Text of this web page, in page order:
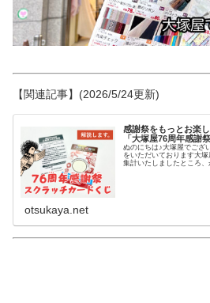
【関連記事】(2026/5/24更新)
感謝祭をもっとお楽
「大塚屋76周年感謝
ぬのにちは♪大塚屋でござ
をいただいております大
集計いたしましたところ
た。なお、「緑色」につ
ート」でしたら、
otsukaya.net